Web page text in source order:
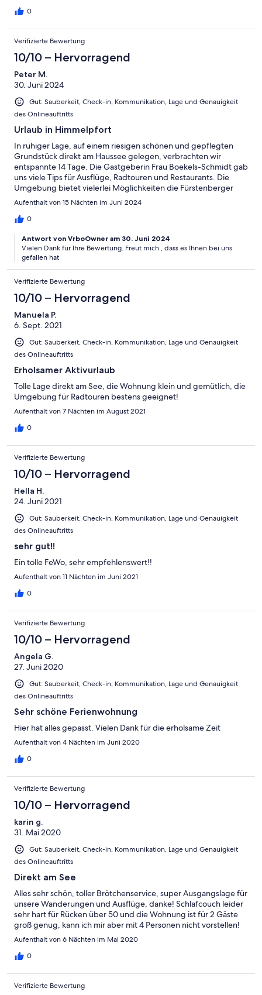
0
Verifizierte Bewertung
10/10 – Hervorragend
Peter M.
30. Juni 2024
Gut: Sauberkeit, Check-in, Kommunikation, Lage und Genauigkeit
des Onlineauftritts
Urlaub in Himmelpfort
In ruhiger Lage, auf einem riesigen schönen und gepflegten
Grundstück direkt am Haussee gelegen, verbrachten wir
entspannte 14 Tage. Die Gastgeberin Frau Boekels-Schmidt gab
uns viele Tips für Ausflüge, Radtouren und Restaurants. Die
Umgebung bietet vielerlei Möglichkeiten die Fürstenberger
Seenlandschaft mit dem Rad zu erkunden. Sogar der defekte
Herzlichen Dank dafür. Die Wohnung war mit allem nötigen
Einschränkung ist die gewöhnungsbedürftige Spartreppe zum
oberen Schlafzimmer. Besonders hervorzuheben ist noch der
morgendliche Brötchenservice durch die Hausverwalterin Frau
Hingott. Wir haben uns sehr wohlgefühlt.
Aufenthalt von 15 Nächten im Juni 2024
0
Antwort von VrboOwner am 30. Juni 2024
Vielen Dank für Ihre Bewertung. Freut mich , dass es Ihnen bei uns
gefallen hat
Verifizierte Bewertung
10/10 – Hervorragend
Manuela P.
6. Sept. 2021
Gut: Sauberkeit, Check-in, Kommunikation, Lage und Genauigkeit
des Onlineauftritts
Erholsamer Aktivurlaub
Tolle Lage direkt am See, die Wohnung klein und gemütlich, die
Umgebung für Radtouren bestens geeignet!
Aufenthalt von 7 Nächten im August 2021
0
Verifizierte Bewertung
10/10 – Hervorragend
Hella H.
24. Juni 2021
Gut: Sauberkeit, Check-in, Kommunikation, Lage und Genauigkeit
des Onlineauftritts
sehr gut!!
Ein tolle FeWo, sehr empfehlenswert!!
Aufenthalt von 11 Nächten im Juni 2021
0
Verifizierte Bewertung
10/10 – Hervorragend
Angela G.
27. Juni 2020
Gut: Sauberkeit, Check-in, Kommunikation, Lage und Genauigkeit
des Onlineauftritts
Sehr schöne Ferienwohnung
Hier hat alles gepasst. Vielen Dank für die erholsame Zeit
Aufenthalt von 4 Nächten im Juni 2020
0
Verifizierte Bewertung
10/10 – Hervorragend
karin g.
31. Mai 2020
Gut: Sauberkeit, Check-in, Kommunikation, Lage und Genauigkeit
des Onlineauftritts
Direkt am See
Alles sehr schön, toller Brötchenservice, super Ausgangslage für
unsere Wanderungen und Ausflüge, danke! Schlafcouch leider
sehr hart für Rücken über 50 und die Wohnung ist für 2 Gäste
groß genug, kann ich mir aber mit 4 Personen nicht vorstellen!
Aufenthalt von 6 Nächten im Mai 2020
0
Verifizierte Bewertung